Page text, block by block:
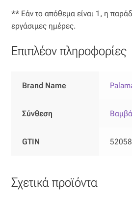
ΠΙΣΤΟΠΟΙΗΣΕΙΣ ΧΑΛΙΩΝ COLORE
Πληρωμές
** Εάν το απόθεμα είναι 1, η
εργάσιμες ημέρες.
Επιπλέον πληροφορίες
Brand Name
Σύνθεση
GTIN
Σχετικά προϊόντα